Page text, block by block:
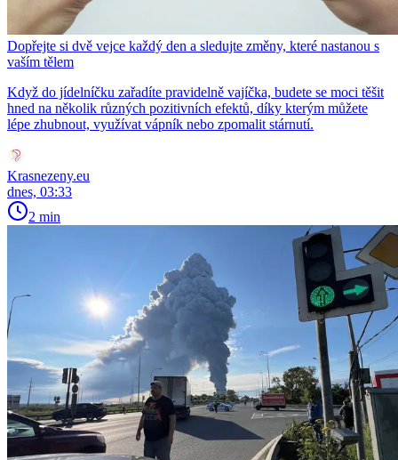
Dopřejte si dvě vejce každý den a sledujte změny, které nastanou s
vaším tělem
Když do jídelníčku zařadíte pravidelně vajíčka, budete se moci těšit
hned na několik různých pozitivních efektů, díky kterým můžete
lépe zhubnout, využívat vápník nebo zpomalit stárnutí.
Krasnezeny.eu
dnes, 03:33
2 min